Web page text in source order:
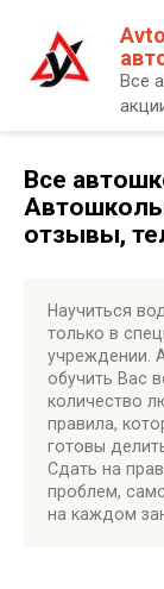
контенту
Все
Все
отзывы,
Научиться
только в
учреждении.
обучить Вас
количество
правила,
готовы
Сдать на
проблем,
на каждом